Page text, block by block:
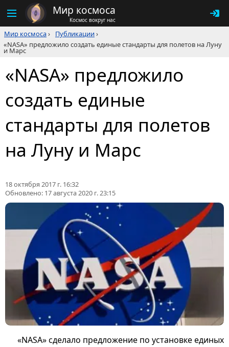
Мир космоса
Космос вокруг нас
Мир космоса› Публикации›
«NASA» предложило создать единые стандарты для полетов на Луну
и Марс
«NASA» предложило
создать единые
стандарты для полетов
на Луну и Марс
18 октября 2017 г. 16:32
Обновлено: 17 августа 2020 г. 23:15
«NASA» сделало предложение по установке единых